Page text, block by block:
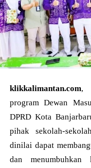
klikkalimantan.com,
program Dewan
DPRD Kota
pihak sekolah-
dinilai dapat
dan menumbuhkan